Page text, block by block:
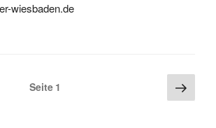
wiesbaden.de
Seite 1
Seite